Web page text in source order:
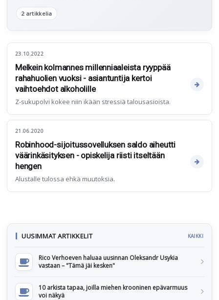
2 artikkelia
23.10.2022
Melkein kolmannes millenniaaleista ryyppää
rahahuolien vuoksi - asiantuntija kertoi
vaihtoehdot alkoholille
Z-sukupolvi kokee niin ikään stressiä talousasioista.
21.06.2020
Robinhood-sijoitussovelluksen saldo aiheutti
väärinkäsityksen - opiskelija riisti itseltään
hengen
Alustalle tulossa ehkä muutoksia.
UUSIMMAT ARTIKKELIT KAIKKI
Rico Verhoeven haluaa uusinnan Oleksandr Usykia
vastaan – "Tämä jäi kesken"
10 arkista tapaa, joilla miehen krooninen epävarmuus
voi näkyä